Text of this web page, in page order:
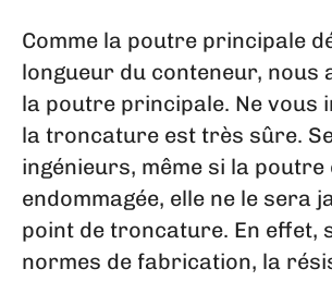
Comme la poutre principale
longueur du conteneur, nous
la poutre principale. Ne vous
la troncature est très sûre.
ingénieurs, même si la poutre
endommagée, elle ne le sera
point de troncature. En effet,
normes de fabrication, la